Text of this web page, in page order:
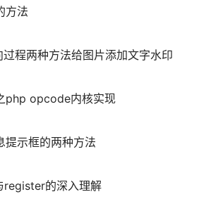
方法
程两种方法给图片添加文字水印
php opcode内核实现
提示框的两种方法
register的深入理解